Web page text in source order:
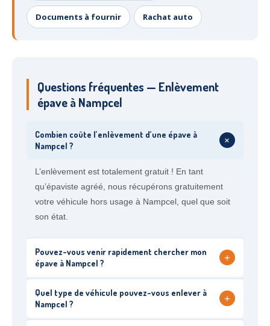
Documents à fournir Rachat auto
Questions fréquentes — Enlèvement
épave à Nampcel
Combien coûte l’enlèvement d’une épave à
Nampcel ?
+
L’enlèvement est totalement gratuit ! En tant
qu’épaviste agréé, nous récupérons gratuitement
votre véhicule hors usage à Nampcel, quel que soit
son état.
Pouvez-vous venir rapidement chercher mon
épave à Nampcel ?
+
Quel type de véhicule pouvez-vous enlever à
Nampcel ?
+